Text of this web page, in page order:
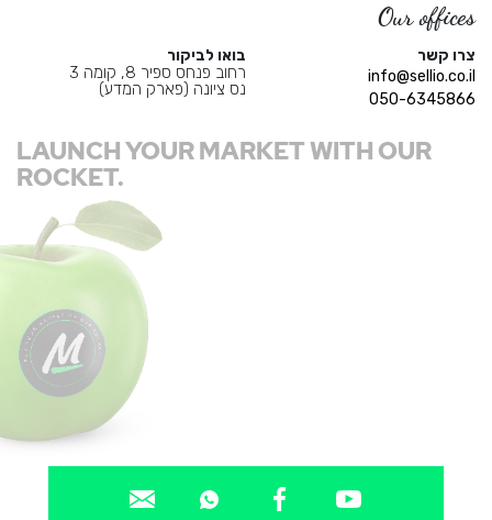
Our offices
צרו קשר
info@sellio.co.il
050-6345866
בואו לביקור
רחוב פנחס ספיר 8, קומה 3
נס ציונה (פארק המדע)
LAUNCH YOUR MARKET WITH OUR
ROCKET.